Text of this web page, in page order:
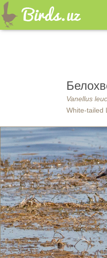
Vanellus
White-tailed